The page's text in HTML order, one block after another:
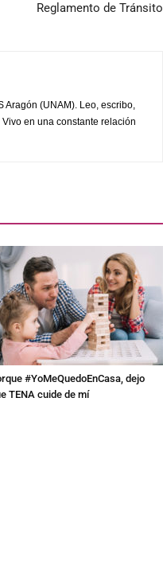
Reglamento de Tránsito
Aragón (UNAM). Leo, escribo,
en una constante relación
#YoMeQuedoEnCasa, dejo
TENA cuide de mí